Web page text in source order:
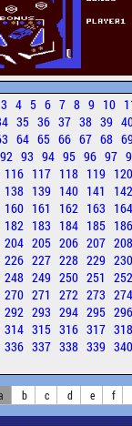
3 4 5 6 7 8 9 10
35 36 37 38 39
64 65 66 67 68
92 93 94 95 96 97
116 117 118 119
138 139 140 141
160 161 162 163
182 183 184 185
204 205 206 207
226 227 228 229
248 249 250 251
270 271 272 273
292 293 294 295
314 315 316 317
336 337 338 339
b c d e f